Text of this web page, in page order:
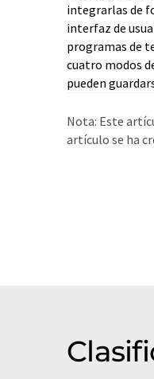
integrarlas de
interfaz de
programas de
cuatro modos
pueden
Nota: Este
artículo se ha